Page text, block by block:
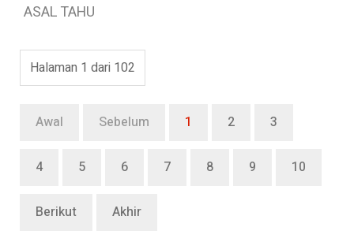
ASAL TAHU
Halaman 1 dari 102
Awal Sebelum 1 2 3
4 5 6 7 8 9 10
Berikut Akhir